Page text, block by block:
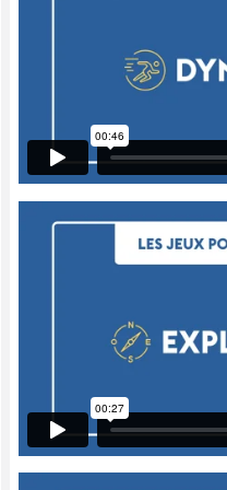
demandent
éléments en ordre
développer des
plus en plus
recherché.
Analytiques
à l'intérieur de ce
répondent aux
Alors, par